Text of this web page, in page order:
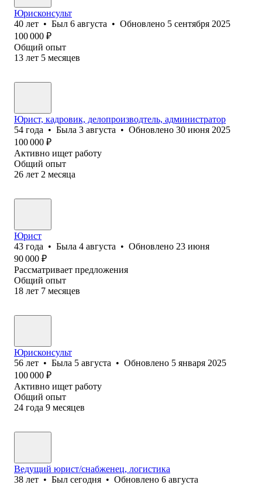
Юрисконсульт
40 лет • Был 6 августа • Обновлено 5 сентября 2025
100 000 ₽
Общий опыт
13 лет 5 месяцев
Юр⁢ист, кадровик, делопроизводтель, администратор
54 года • Была 3 августа • Обновлено 30 июня 2025
100 000 ₽
Активно ищет работу
Общий опыт
26 лет 2 месяца
Юрист
43 года • Была 4 августа • Обновлено 23 июня
90 000 ₽
Рассматривает предложения
Общий опыт
18 лет 7 месяцев
Юрисконсульт
56 лет • Была 5 августа • Обновлено 5 января 2025
100 000 ₽
Активно ищет работу
Общий опыт
24 года 9 месяцев
Ведущий юрист/снабженец, логистика
38 лет • Был сегодня • Обновлено 6 августа